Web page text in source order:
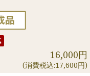
16,000円
(消費税込:17,600円)